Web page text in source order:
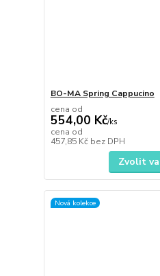
BO-MA Spring Cappucino
cena od
554,00 Kč/ks
cena od
457,85 Kč bez DPH
Zvolit
Nová kolekce